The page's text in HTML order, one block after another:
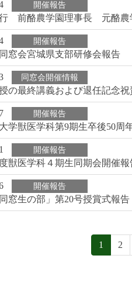
開催報告
行 前酪農学園理事長 元酪農
開催報告
窓会宮城県支部研修会報告
同窓会開催情報
の最終講義および退任記念
開催報告
学獣医学科第9期生卒後50周
開催報告
獣医学科４期生同期会開催報
開催報告
窓生の部」第20号授賞式報告
1 2